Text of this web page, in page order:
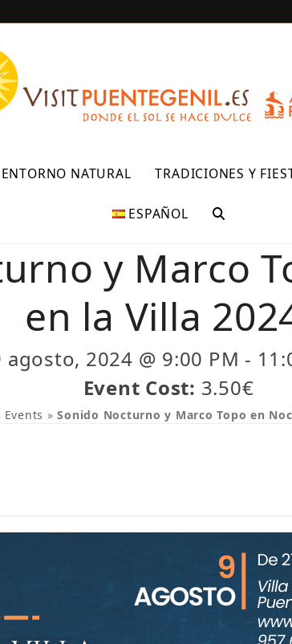
ENTORNO NATURAL TRADICIONES Y
ESPAÑOL
y Marco
en la Villa
agosto, 2024 @ 9:00 PM -
Event Cost: 3.50€
Events »Sonido Nocturno y Marco Topo en